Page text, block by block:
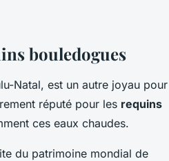
bouledogues
Natal, est un autre joyau pour
réputé pour les requins
ces eaux chaudes.
du patrimoine mondial de